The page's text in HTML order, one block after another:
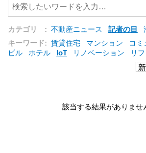
カテゴリ : 不動産ニュース 記者の目
キーワード: 賃貸住宅 マンション コミ
ビル
ホテル IoT リノベーション リ
シェアリングエコノミ
公営住
該当する結果がありませ